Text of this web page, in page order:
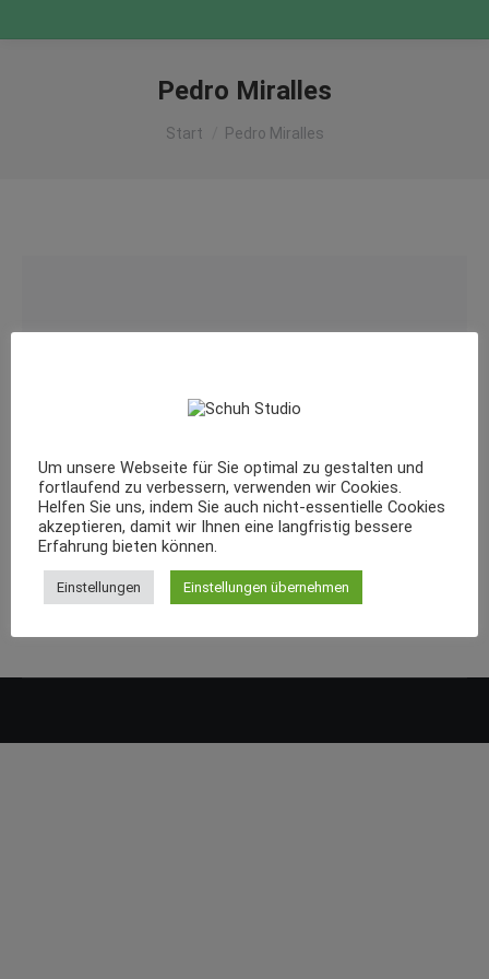
Pedro Miralles
Sie befinden sich hier:
Start Pedro Miralles
Um unsere Webseite für Sie optimal zu gestalten und
fortlaufend zu verbessern, verwenden wir Cookies.
Helfen Sie uns, indem Sie auch nicht-essentielle Cookies
akzeptieren, damit wir Ihnen eine langfristig bessere
Erfahrung bieten können.
Einstellungen Einstellungen übernehmen